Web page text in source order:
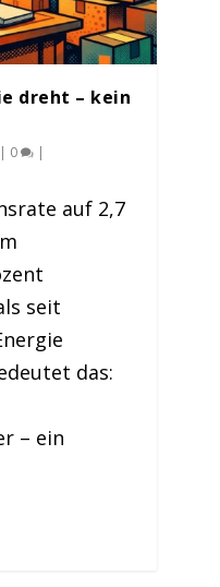
dreht – kein
| 0 |
auf 2,7
seit
das:
– ein